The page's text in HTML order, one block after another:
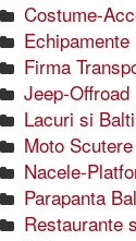
Costume-
Echipamente
Firma
Jeep-Offroad
Lacuri si
Moto Scutere
Nacele-
Parapanta
Restaurante